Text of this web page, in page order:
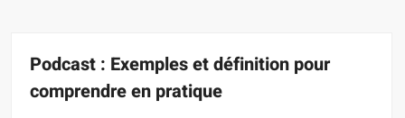
Podcast : Exemples et définition pour
comprendre en pratique